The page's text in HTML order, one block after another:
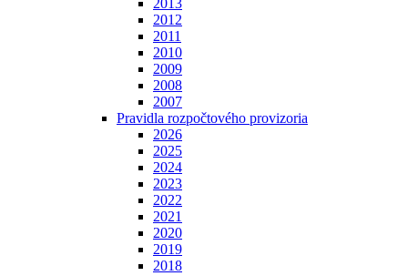
2013
2012
2011
2010
2009
2008
2007
Pravidla rozpočtového provizoria
2026
2025
2024
2023
2022
2021
2020
2019
2018